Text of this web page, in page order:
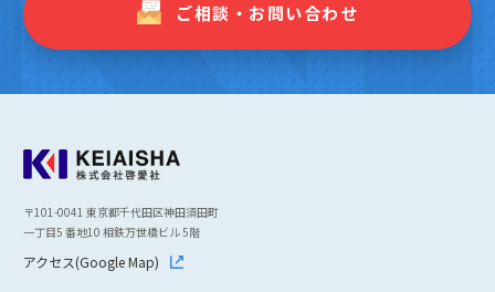
ご相談・お問い合わせ
〒101-0041 東京都千代田区神田須田町
一丁目5 番地10 相鉄万世橋ビル 5階
アクセス(Google Map)